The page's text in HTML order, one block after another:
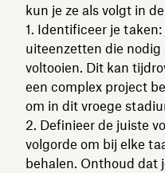
kun je ze als volgt in
Identificeer je
uiteenzetten die nodig
voltooien. Dit kan
een complex project
om in dit vroege
Definieer de juiste
volgorde om bij elke
behalen. Onthoud dat